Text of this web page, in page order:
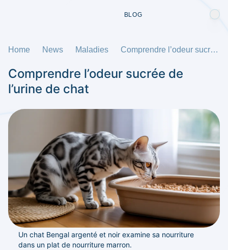
BLOG
Home News Maladies Comprendre l’odeur sucrée de l’urine de chat
Comprendre l’odeur sucrée de
l’urine de chat
Un chat Bengal argenté et noir examine sa nourriture
dans un plat de nourriture marron.